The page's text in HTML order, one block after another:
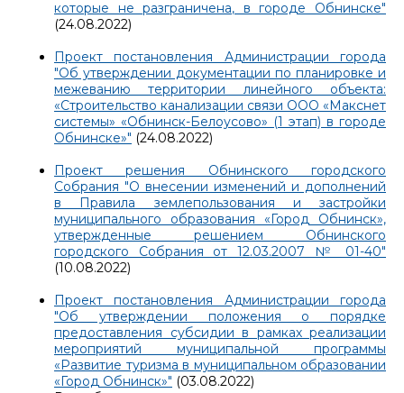
которые не разграничена, в городе Обнинске"
(24.08.2022)
Проект постановления Администрации города
"Об утверждении документации по планировке и
межеванию территории линейного объекта:
«Строительство канализации связи ООО «Макснет
системы» «Обнинск-Белоусово» (1 этап) в городе
Обнинске»" (24.08.2022)
Проект решения Обнинского городского
Собрания "О внесении изменений и дополнений
в Правила землепользования и застройки
муниципального образования «Город Обнинск»,
утвержденные решением Обнинского
городского Собрания от 12.03.2007 № 01-40"
(10.08.2022)
Проект постановления Администрации города
"Об утверждении положения о порядке
предоставления субсидии в рамках реализации
мероприятий муниципальной программы
«Развитие туризма в муниципальном образовании
«Город Обнинск»" (03.08.2022)